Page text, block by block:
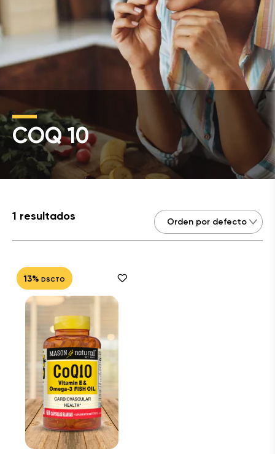
COQ 10
1 resultados
13% DSCTO